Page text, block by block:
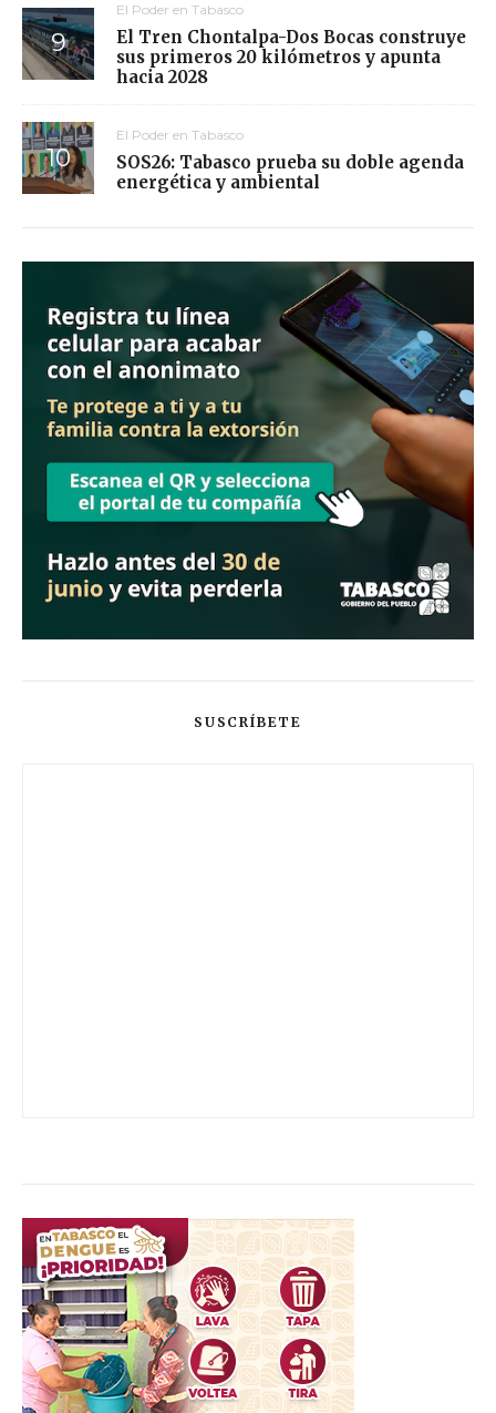
El Poder en Tabasco
El Tren Chontalpa-Dos Bocas construye
sus primeros 20 kilómetros y apunta
hacia 2028
El Poder en Tabasco
SOS26: Tabasco prueba su doble agenda
energética y ambiental
SUSCRÍBETE